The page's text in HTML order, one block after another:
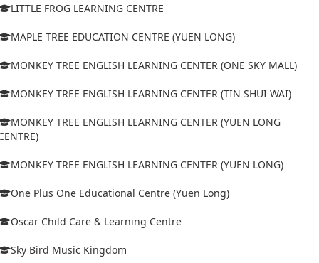
LITTLE FROG LEARNING CENTRE
MAPLE TREE EDUCATION CENTRE (YUEN LONG)
MONKEY TREE ENGLISH LEARNING CENTER (ONE SKY MALL)
MONKEY TREE ENGLISH LEARNING CENTER (TIN SHUI WAI)
MONKEY TREE ENGLISH LEARNING CENTER (YUEN LONG
MONKEY TREE ENGLISH LEARNING CENTER (YUEN LONG)
One Plus One Educational Centre (Yuen Long)
Oscar Child Care & Learning Centre
Sky Bird Music Kingdom